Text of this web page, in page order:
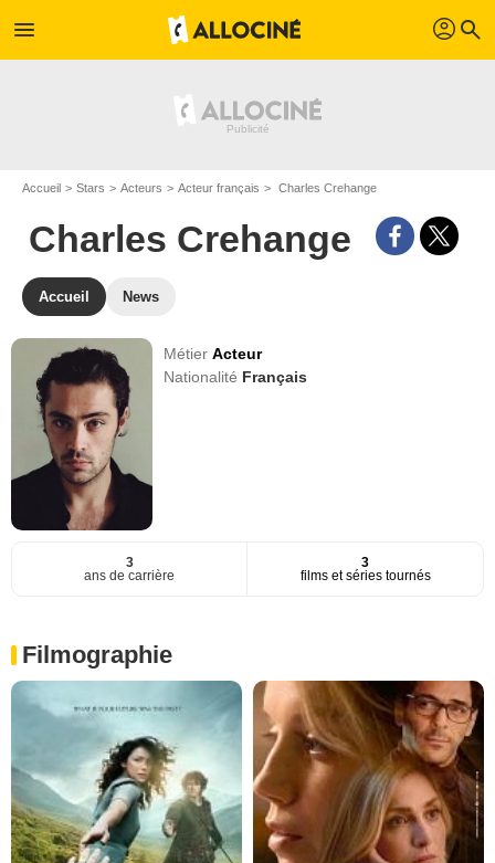
menu profil search
Accueil Stars Acteurs Acteur français Charles Crehange
Charles Crehange
Accueil News
MétierActeur
Nationalité Français
3
ans de carrière
3
films et séries tournés
Filmographie